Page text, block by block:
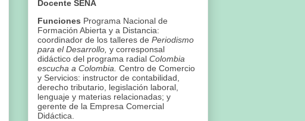
Docente SENA
Funciones Programa Nacional de
Formación Abierta y a Distancia:
coordinador de los talleres de Periodismo
para el Desarrollo, y corresponsal
didáctico del programa radial Colombia
escucha a Colombia. Centro de Comercio
y Servicios: instructor de contabilidad,
derecho tributario, legislación laboral,
lenguaje y materias relacionadas; y
gerente de la Empresa Comercial
Didáctica.